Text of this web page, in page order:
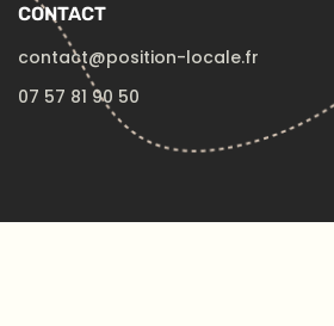
CONTACT
contact@position-locale.fr
07 57 81 90 50